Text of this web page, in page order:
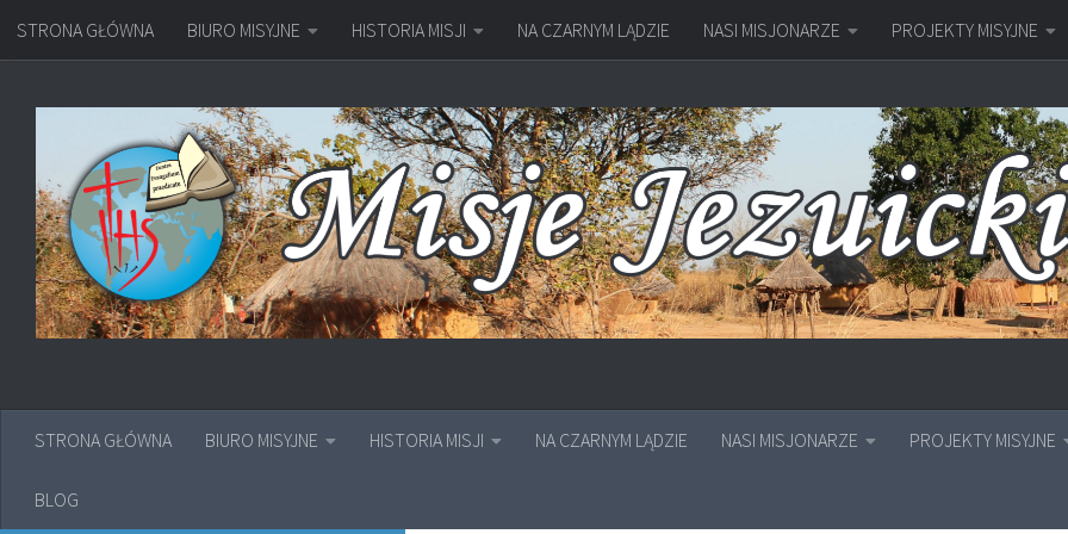
Przejdź do treści
STRONA GŁÓWNA BIURO MISYJNE HISTORIA MISJI NA CZARNYM LĄDZIE NASI MISJONARZE PROJEKTY MISYJNE
STRONA GŁÓWNA BIURO MISYJNE HISTORIA MISJI NA CZARNYM LĄDZIE NASI MISJONARZE PROJEKTY MISYJNE
BLOG